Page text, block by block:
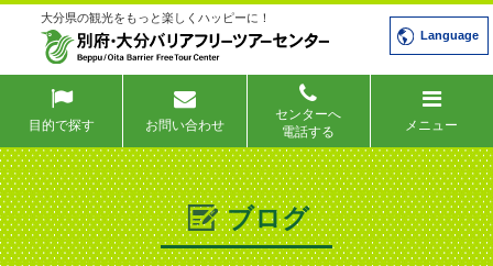
大分県の観光をもっと楽しくハッピーに！
Language
目的で探す お問い合わせ
センターへ
電話する
メニュー
ブログ